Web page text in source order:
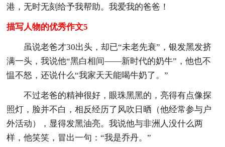
港，无时无刻给予我帮助。我爱我的爸爸！
描写人物的优秀作文5
虽说老爸才30出头，却已“未老先衰”，银发黑发挤
满一头，我说他“黑白相间——新时代的奶牛”，他也不
愠不怒，还说什么“我家天天能喝牛奶了。”
不过老爸的精神很好，眼珠黑黑的，亮得有点像探
照灯，脸并不白，相反经历了风吹日晒（他经常参与户
外活动），显得发黑油亮。我说他与非洲人没什么两
样，他笑笑，冒出一句：“我是乔丹。”